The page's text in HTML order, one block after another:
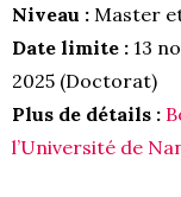
Niveau : Master
Date limite : 13
2025 (Doctorat)
Plus de détails :
l’Université de